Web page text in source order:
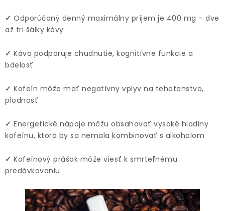
✓ Odporúčaný denný maximálny príjem je 400 mg – dve
až tri šálky kávy
✓ Káva podporuje chudnutie, kognitívne funkcie a
bdelosť
✓ Kofeín môže mať negatívny vplyv na tehotenstvo,
plodnosť
✓ Energetické nápoje môžu obsahovať vysoké hladiny
kofeínu, ktorá by sa nemala kombinovať s alkoholom
✓ Kofeínový prášok môže viesť k smrteľnému
predávkovaniu